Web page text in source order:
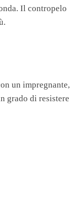
Il contropelo
un impregnante,
grado di resistere